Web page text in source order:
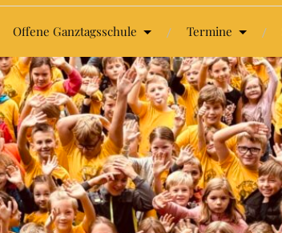
Offene Ganztagsschule Termine